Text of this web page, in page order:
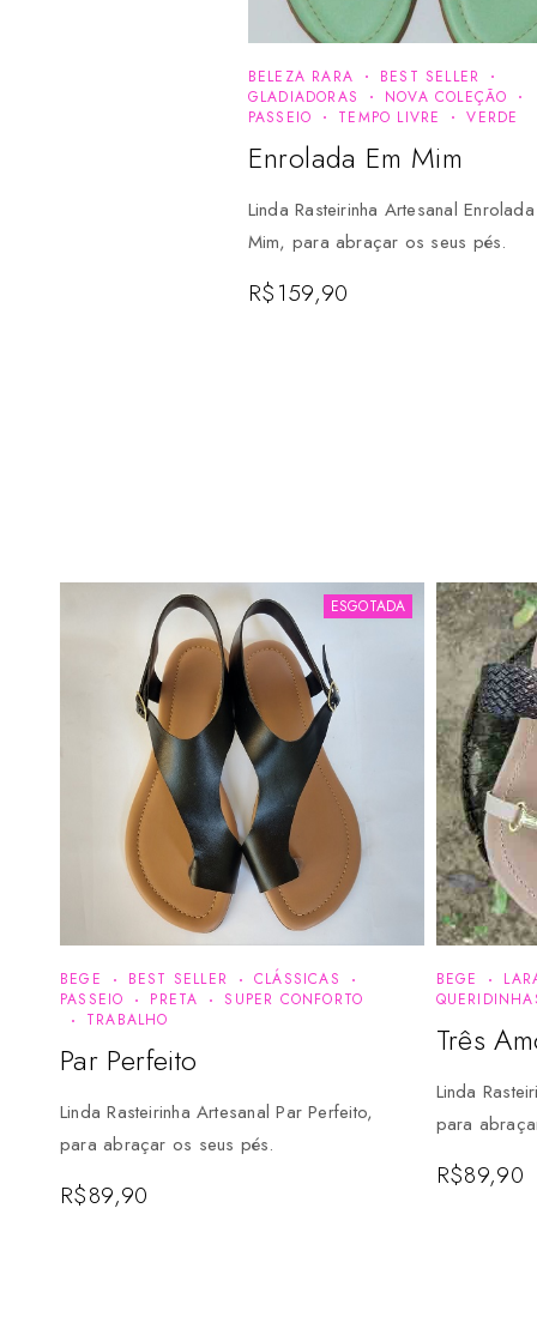
BELEZA RARA
BEST SELLER
GLADIADORAS
NOVA COLEÇÃO
PASSEIO
TEMPO LIVRE VERDE
Enrolada Em Mim
Linda Rasteirinha Artesanal
Mim, para abraçar os seus pés.
R$159,90
ESGOTADA
BEGE BEST SELLER
CLÁSSICAS
PASSEIO
PRETA
SUPER CONFORTO
TRABALHO
Par Perfeito
Linda Rasteirinha Artesanal Par Perfeito,
para abraçar os seus pés.
R$89,90
BEGE
Três
Linda
para
R$89,90